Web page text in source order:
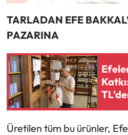
TARLADAN EFE
PAZARINA
Üretilen tüm bu ürünler,